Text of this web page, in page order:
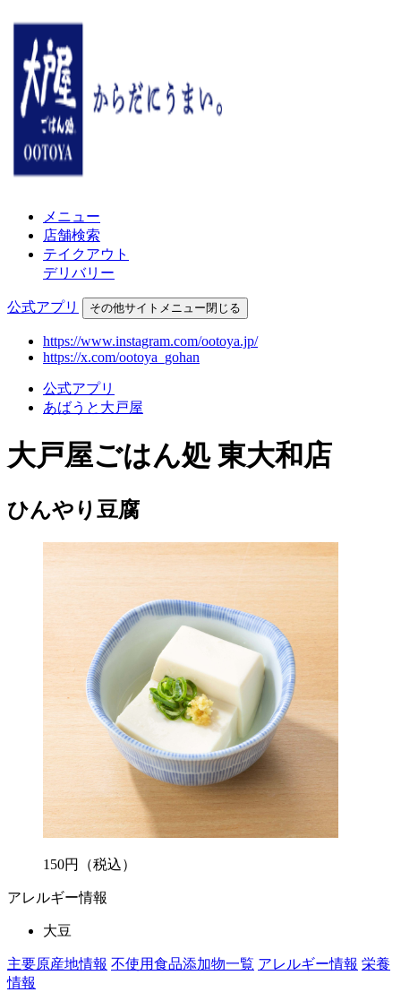
メニュー
店舗検索
テイクアウト
デリバリー
公式アプリ その他サイトメニュー閉じる
https://www.instagram.com/ootoya.jp/
https://x.com/ootoya_gohan
公式アプリ
あばうと大戸屋
大戸屋ごはん処 東大和店
ひんやり豆腐
150円 （税込）
アレルギー情報
大豆
主要原産地情報 不使用食品添加物一覧 アレルギー情報 栄養
情報